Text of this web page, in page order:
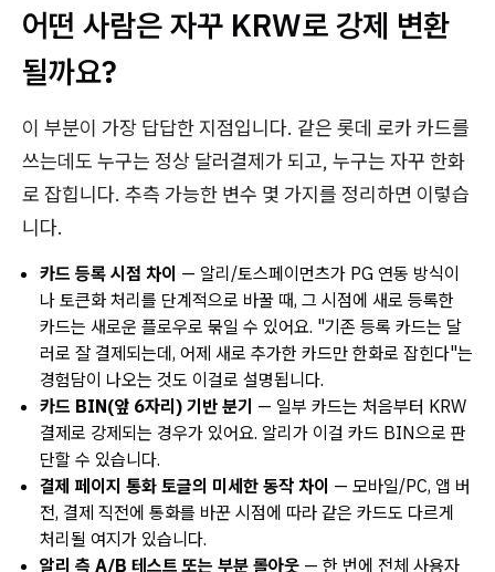
어떤 사람은 자꾸 KRW로 강제 변환
될까요?
이 부분이 가장 답답한 지점입니다. 같은 롯데 로카 카드를
쓰는데도 누구는 정상 달러결제가 되고, 누구는 자꾸 한화
로 잡힙니다. 추측 가능한 변수 몇 가지를 정리하면 이렇습
니다.
카드 등록 시점 차이 — 알리/토스페이먼츠가 PG 연동 방식이
나 토큰화 처리를 단계적으로 바꿀 때, 그 시점에 새로 등록한
카드는 새로운 플로우로 묶일 수 있어요. "기존 등록 카드는 달
러로 잘 결제되는데, 어제 새로 추가한 카드만 한화로 잡힌다"는
경험담이 나오는 것도 이걸로 설명됩니다.
카드 BIN(앞 6자리) 기반 분기 — 일부 카드는 처음부터 KRW
결제로 강제되는 경우가 있어요. 알리가 이걸 카드 BIN으로 판
단할 수 있습니다.
결제 페이지 통화 토글의 미세한 동작 차이 — 모바일/PC, 앱 버
전, 결제 직전에 통화를 바꾼 시점에 따라 같은 카드도 다르게
처리될 여지가 있습니다.
알리 측 A/B 테스트 또는 부분 롤아웃 — 한 번에 전체 사용자